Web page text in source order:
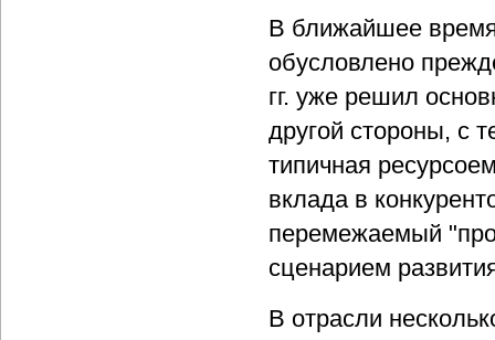
В ближайшее
обусловлено
гг. уже решил
другой стороны, с
типичная
вклада в
перемежаемый
сценарием
В отрасли